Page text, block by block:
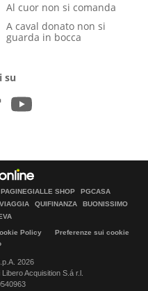
Al cuor non si comanda
A caval donato non si
guarda in bocca
su
PAGINEGIALLE SHOP
PGCASA
QUIFINANZA
BUONISSIMO
Policy
Preferenze sui cookie
2026
Acquisition S.á r.l.